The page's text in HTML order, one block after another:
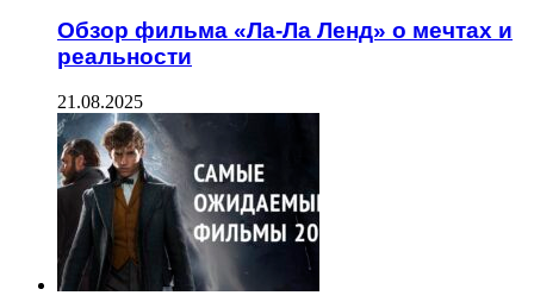
Обзор фильма «Ла-Ла Ленд» о мечтах и
реальности
21.08.2025